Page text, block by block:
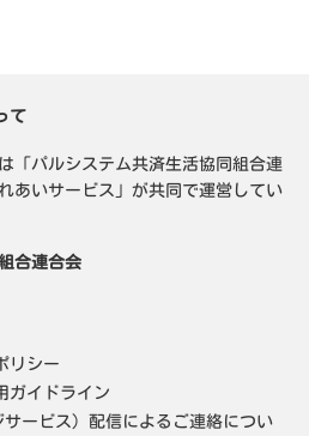
て
「パルシステム共済生活協同組合連
あいサービス」が共同で運営してい
合連合会
リシー
ガイドライン
サービス）配信によるご連絡につい